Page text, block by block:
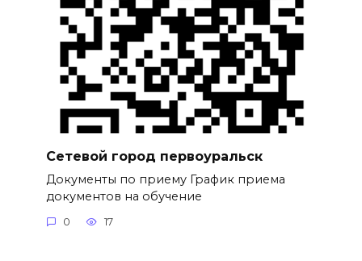
Сетевой город первоуральск
Документы по приему График приема
документов на обучение
0 17